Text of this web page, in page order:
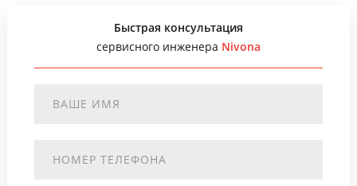
Быстрая консультация
сервисного инженера Nivona